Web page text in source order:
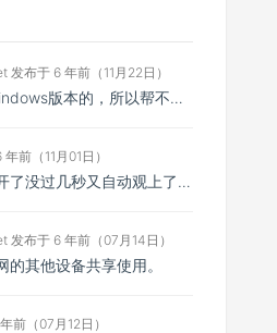
布于 6 年前（11月22日）
惭愧~~我没用Windows版本的，所以帮不了你~~
前（11月01日）
系统代理按键打开了没过几秒又自动观上了，导致一直打开不了，是什么问题呢？感谢大佬，请帮帮忙！谢谢！
发布于 6 年前（07月14日）
的其他设备共享使用。
前（07月12日）